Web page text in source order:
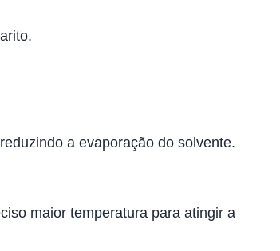
a evaporação do solvente.
maior temperatura para atingir a